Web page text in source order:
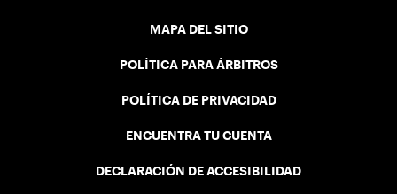
MAPA DEL SITIO
POLÍTICA PARA ÁRBITROS
POLÍTICA DE PRIVACIDAD
ENCUENTRA TU CUENTA
DECLARACIÓN DE ACCESIBILIDAD